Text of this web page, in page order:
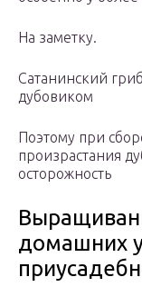
На заметку.
Сатанинский
дубовиком
Поэтому при
произрастания
осторожность
домашних